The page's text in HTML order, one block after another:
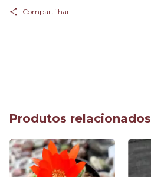
Compartilhar
Produtos relacionados